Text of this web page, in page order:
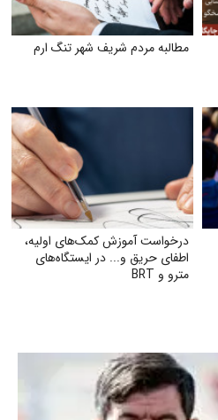
مطالبه مردم شریف شهر تنگ ارم
درخواست آموزش کمک‌های اولیه،
اطفای حریق و... در ایستگاه‌های
مترو و BRT